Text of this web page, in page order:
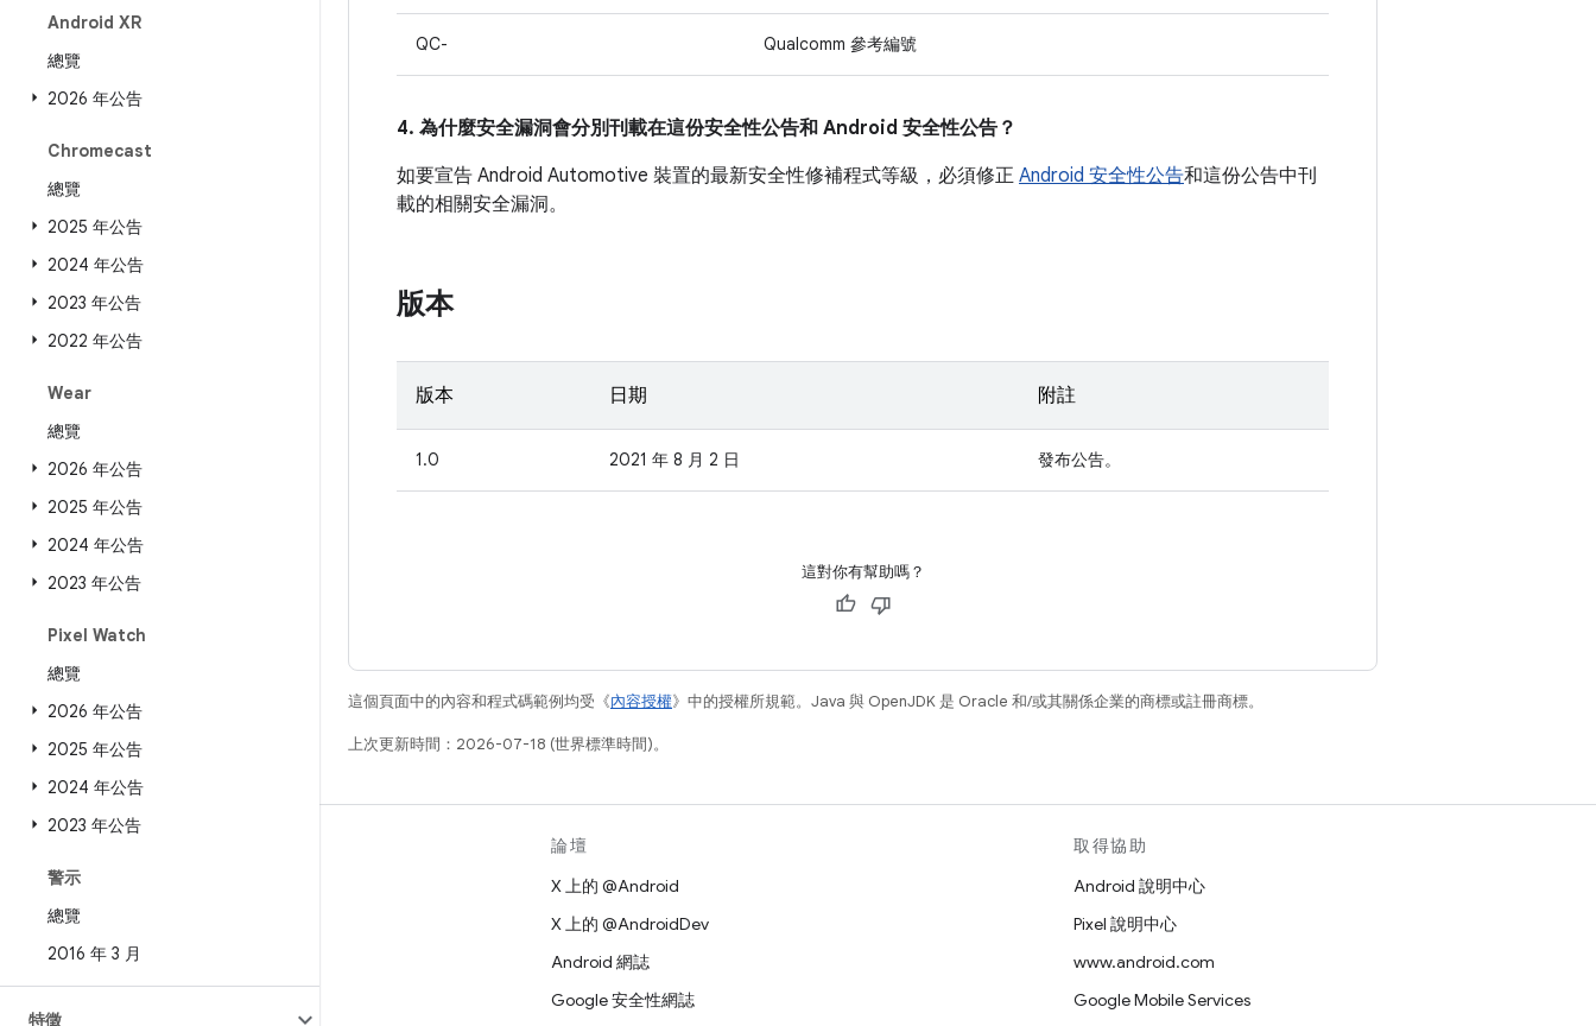
Android XR
總覽
2026 年公告
Chromecast
總覽
2025 年公告
2024 年公告
2023 年公告
2022 年公告
Wear
總覽
2026 年公告
2025 年公告
2024 年公告
2023 年公告
Pixel Watch
總覽
2026 年公告
2025 年公告
2024 年公告
2023 年公告
警示
總覽
2016 年 3 月
特徵
QC- Qualcomm 參考編號
4. 為什麼安全漏洞會分別刊載在這份安全性公告和 Android 安全性公告？
如要宣告 Android Automotive 裝置的最新安全性修補程式等級，必須修正 Android 安全性公告和這份公告中刊
載的相關安全漏洞。
版本
版本 日期 附註
1.0 2021 年 8 月 2 日 發布公告。
這對你有幫助嗎？
這個頁面中的內容和程式碼範例均受《內容授權》中的授權所規範。Java 與 OpenJDK 是 Oracle 和/或其關係企業的商標或註冊商標。
上次更新時間：2026-07-18 (世界標準時間)。
Android 程式庫
相關規定
下載程式碼
論壇
X 上的 @Android
X 上的 @AndroidDev
Android 網誌
Google 安全性網誌
取得協助
Android 說明中心
Pixel 說明中心
www.android.com
Google Mobile Services